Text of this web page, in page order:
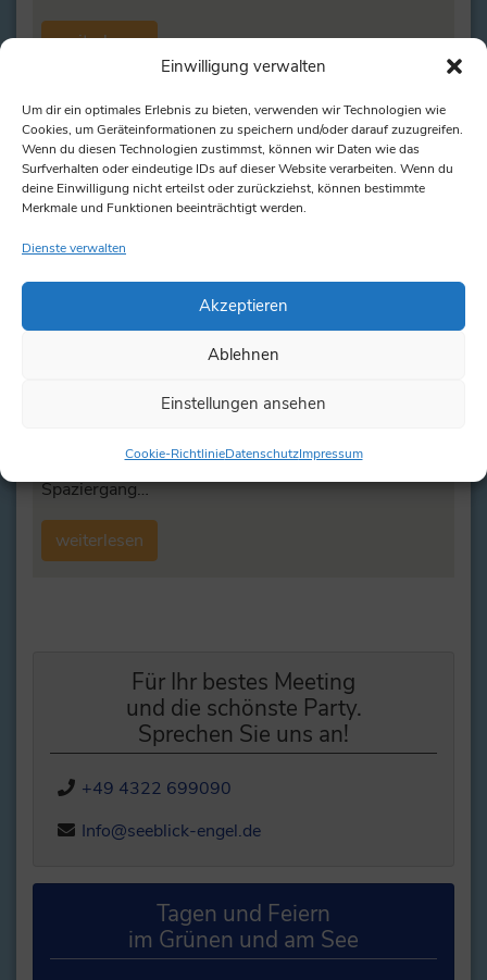
Einwilligung verwalten
Um dir ein optimales Erlebnis zu bieten, verwenden wir Technologien wie
Cookies, um Geräteinformationen zu speichern und/oder darauf zuzugreifen.
Wenn du diesen Technologien zustimmst, können wir Daten wie das
Surfverhalten oder eindeutige IDs auf dieser Website verarbeiten. Wenn du
deine Einwilligung nicht erteilst oder zurückziehst, können bestimmte
Merkmale und Funktionen beeinträchtigt werden.
Dienste verwalten
Akzeptieren
Ablehnen
Einstellungen ansehen
Cookie-RichtlinieDatenschutzImpressum
weiterlesen
Rahmenprogramme
In dieser einzigartigen Natur ist schon ein
Spaziergang…
weiterlesen
Für Ihr bestes Meeting
und die schönste Party.
Sprechen Sie uns an!
+49 4322 699090
Info@seeblick-engel.de
Tagen und Feiern
im Grünen und am See